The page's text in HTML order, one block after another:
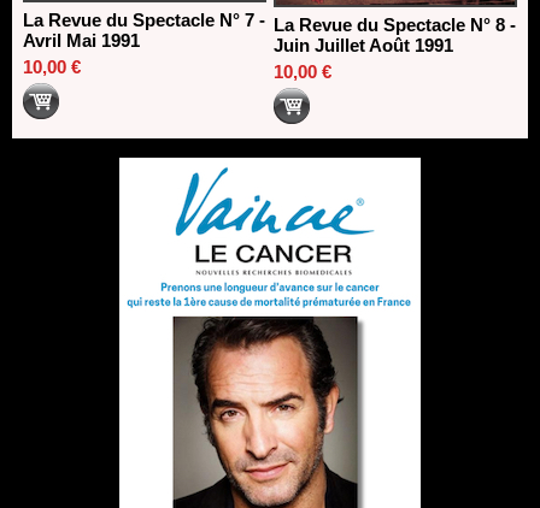
La Revue du Spectacle N° 7 -
Avril Mai 1991
10,00 €
La Revue du Spectacle N° 8 -
Juin Juillet Août 1991
10,00 €